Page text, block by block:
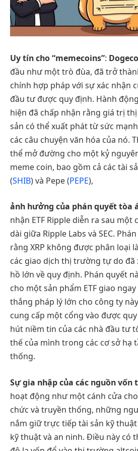
Uy tín cho “memecoins”:
đầu như một trò đùa, đã trở
chính hợp pháp với sự xác nhận
đầu tư được quy định. Hành
hiện đã chấp nhận rằng giá trị
sản có thể xuất phát từ sức
các câu chuyện văn hóa của nó.
thể mở đường cho một kỷ
meme coin, bao gồm cả các tài
(SHIB) và Pepe (PEPE),
ảnh hưởng của phán quyết tòa
nhận ETF Ripple diễn ra sau một
dài giữa Ripple Labs và SEC.
rằng XRP không được phân loại
các giao dịch thị trường tự do
hồ lớn về quy định. Phán quyết
cho một sản phẩm ETF giao
thắng pháp lý lớn cho công ty
cung cấp một cổng vào được
hút niềm tin của các nhà đầu tư
thế của mình trong các cơ sở hạ
thống.
Sự gia nhập của các nguồn vốn
hoạt động như một cánh cửa
chức và truyền thống, những
nắm giữ trực tiếp tài sản kỹ
kỹ thuật và an ninh. Điều này có